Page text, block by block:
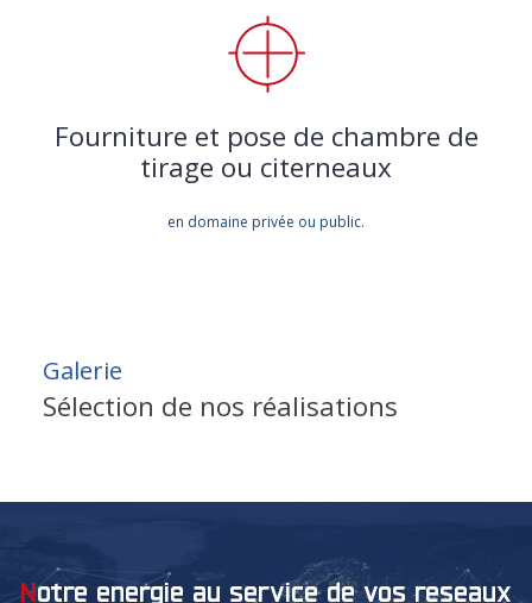
Fourniture et pose de chambre de
tirage ou citerneaux
en domaine privée ou public.
Galerie
Sélection de nos réalisations
notre energie au service de vos reseaux